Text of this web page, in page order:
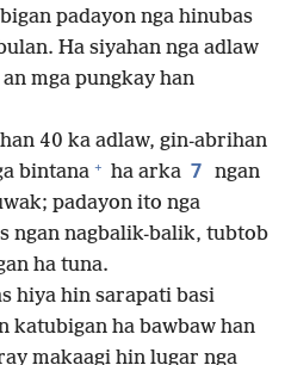
padayon nga hinubas
Ha siyahan nga adlaw
mga pungkay han
40 ka adlaw, gin-abrihan
bintana + ha arka 7 ngan
padayon ito nga
ngan nagbalik-balik, tubtob
ha tuna.
hiya hin sarapati basi
katubigan ha bawbaw han
makaagi hin lugar nga